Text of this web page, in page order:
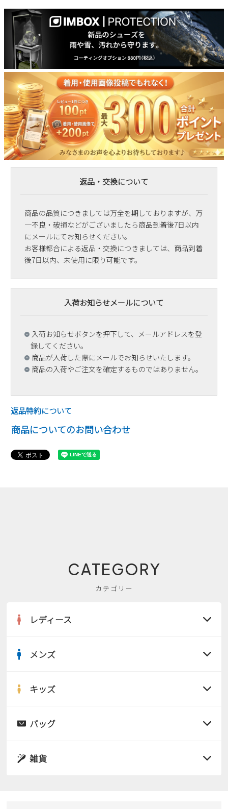
返品・交換について
商品の品質につきましては万全を期しておりますが、万
一不良・破損などがございましたら商品到着後7日以内
にメールにてお知らせください。
お客様都合による返品・交換につきましては、商品到着
後7日以内、未使用に限り可能です。
入荷お知らせメールについて
入荷お知らせボタンを押下して、メールアドレスを登
録してください。
商品が入荷した際にメールでお知らせいたします。
商品の入荷やご注文を確定するものではありません。
返品特約について
商品についてのお問い合わせ
CATEGORY
カテゴリー
レディース
サンダル
スニーカー
メンズ
サンダル
キッズ
サンダル
バッグ
雑貨